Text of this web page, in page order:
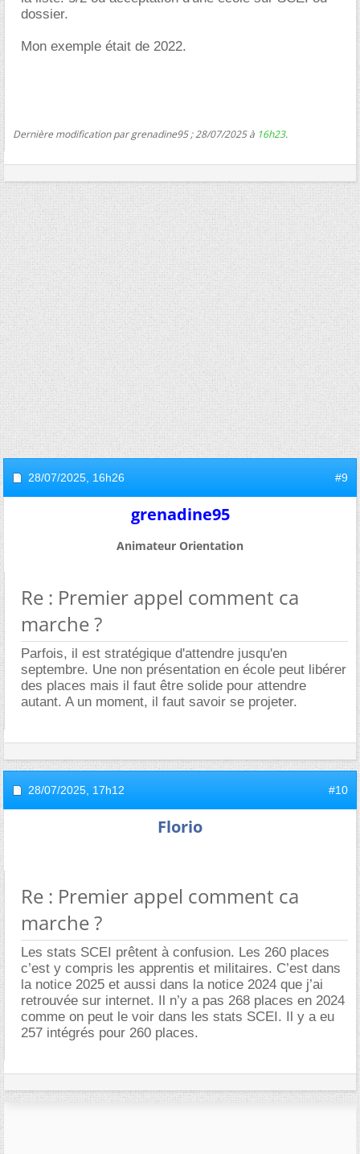
dossier.
Mon exemple était de 2022.
Dernière modification par grenadine95 ; 28/07/2025 à 16h23.
28/07/2025, 16h26 #9
grenadine95
Animateur Orientation
Re : Premier appel comment ca
marche ?
Parfois, il est stratégique d'attendre jusqu'en
septembre. Une non présentation en école peut libérer
des places mais il faut être solide pour attendre
autant. A un moment, il faut savoir se projeter.
28/07/2025, 17h12 #10
Florio
Re : Premier appel comment ca
marche ?
Les stats SCEI prêtent à confusion. Les 260 places
c’est y compris les apprentis et militaires. C’est dans
la notice 2025 et aussi dans la notice 2024 que j’ai
retrouvée sur internet. Il n’y a pas 268 places en 2024
comme on peut le voir dans les stats SCEI. Il y a eu
257 intégrés pour 260 places.